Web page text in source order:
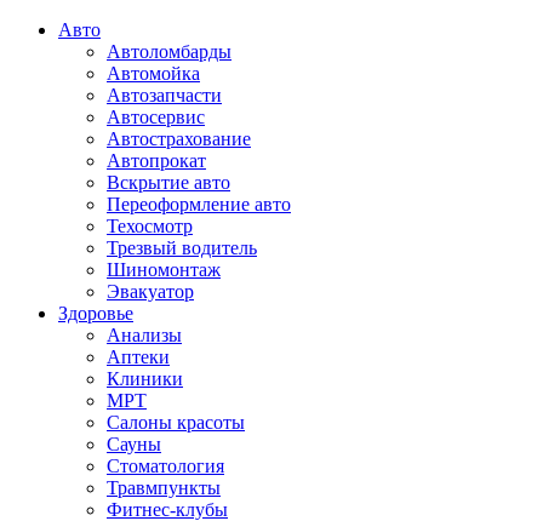
Авто
Автоломбарды
Автомойка
Автозапчасти
Автосервис
Автострахование
Автопрокат
Вскрытие авто
Переоформление авто
Техосмотр
Трезвый водитель
Шиномонтаж
Эвакуатор
Здоровье
Анализы
Аптеки
Клиники
МРТ
Салоны красоты
Сауны
Стоматология
Травмпункты
Фитнес-клубы